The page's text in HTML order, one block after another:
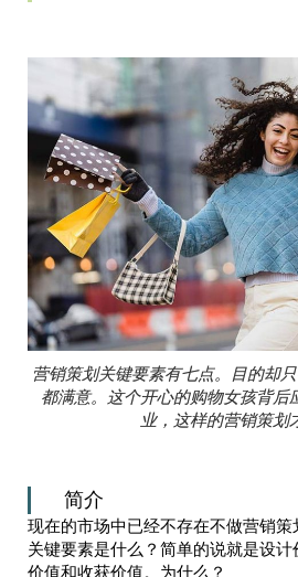
营销策划关键要素有七点。目的却
都满意。这个开心的购物女孩背后
业，这样的营销策划
简介
现在的市场中已经不存在不做营销
关键要素是什么？简单的说就是设
价值和收获价值。为什么？